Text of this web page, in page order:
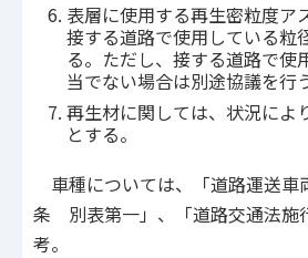
表層に使用する再生密粒度ア
接する道路で使用している粒
る。ただし、接する道路で使
当でない場合は別途協議を行
再生材に関しては、状況によ
とする。
車種については、「道路運送車
条 別表第一」、「道路交通法施
考。